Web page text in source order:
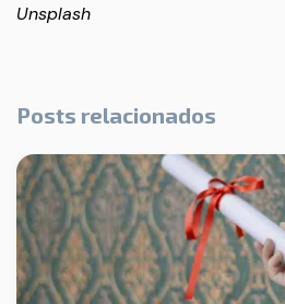
Unsplash
Posts relacionados